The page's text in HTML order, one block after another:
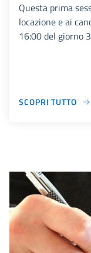
Questa prima
locazione e ai
16:00 del giorno
SCOPRI TUTTO